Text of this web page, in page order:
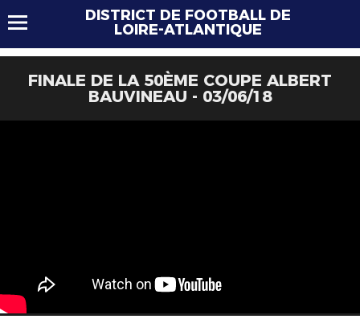
DISTRICT DE FOOTBALL DE
LOIRE-ATLANTIQUE
FINALE DE LA 50ÈME COUPE ALBERT
BAUVINEAU - 03/06/18